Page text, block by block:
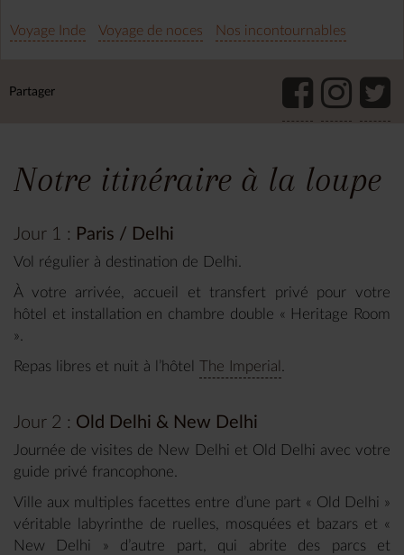
Voyage Inde Voyage de noces Nos incontournables
Partager
Notre itinéraire à la loupe
Jour 1 : Paris / Delhi
Vol régulier à destination de Delhi.
À votre arrivée, accueil et transfert privé pour votre
hôtel et installation en chambre double « Heritage Room
».
Repas libres et nuit à l’hôtel The Imperial
Jour 2 : Old Delhi & New Delhi
Journée de visites de New Delhi et Old Delhi avec votre
guide privé francophone.
Ville aux multiples facettes entre d’une part « Old Delhi »
véritable labyrinthe de ruelles, mosquées et bazars et «
New Delhi » d’autre part, qui abrite des parcs et